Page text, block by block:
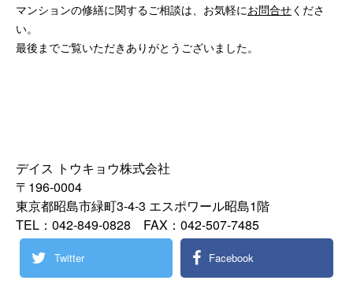
マンションの修繕に関するご相談は、お気軽にお問合せくださ
い。
最後までご覧いただきありがとうございました。
デイス トウキョウ株式会社
〒196-0004
東京都昭島市緑町3-4-3 エスポワール昭島1階
TEL：042-849-0828 FAX：042-507-7485
Twitter Facebook